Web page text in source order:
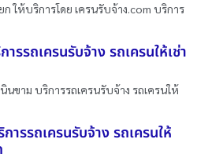
ให้บริการโดย เครนรับจ้าง.com บริการ
รรถเครนรับจ้าง รถเครนให้เช่า
นขาม บริการรถเครนรับจ้าง รถเครนให้
ารรถเครนรับจ้าง รถเครนให้